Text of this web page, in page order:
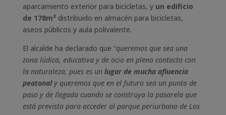
aparcamiento exterior para bicicletas, y un edificio
de 178m²distribuido en almacén para bicicletas,
aseos públicos y aula polivalente.
El alcalde ha declarado que “queremos que sea una
zona lúdica, educativa y de ocio en pleno contacto con
la naturaleza, pues es unlugar de mucha afluencia
peatonaly queremos que en el futuro sea un punto de
paso y de llegada cuando se construya la pasarela que
está prevista para acceder al parque periurbano de Los